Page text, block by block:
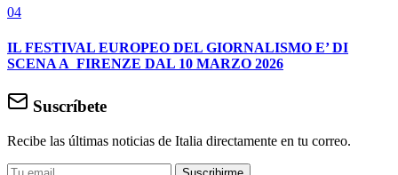
04
IL FESTIVAL EUROPEO DEL GIORNALISMO E’ DI
SCENA A FIRENZE DAL 10 MARZO 2026
Suscríbete
Recibe las últimas noticias de Italia directamente en tu correo.